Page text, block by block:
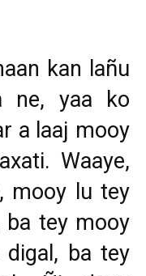
kan lañu
ne, yaa ko
a laaj mooy
Waaye,
mooy lu tey
ba tey mooy
digal, ba tey